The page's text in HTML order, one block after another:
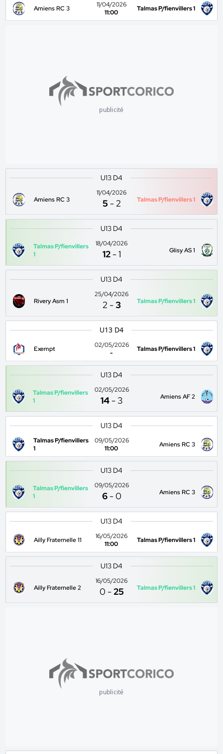
Amiens RC 3
11/04/2026
11:00
Talmas P/fienvillers 1
publicité
U13 D4
Amiens RC 3
11/04/2026
5 -2 Talmas P/fienvillers 1
U13 D4
Talmas P/fienvillers
1
18/04/2026
12 -1 Glisy AS 1
U13 D4
Rivery Asm 1
25/04/2026
2 -3 Talmas P/fienvillers 1
U13 D4
Exempt
02/05/2026
-
Talmas P/fienvillers 1
U13 D4
Talmas P/fienvillers
1
02/05/2026
14 - 3 Amiens AF 2
U13 D4
Talmas P/fienvillers
1
09/05/2026
11:00
Amiens RC 3
U13 D4
Talmas P/fienvillers
1
09/05/2026
6 -0 Amiens RC 3
U13 D4
Ailly Fraternelle 11
16/05/2026
11:00
Talmas P/fienvillers 1
U13 D4
Ailly Fraternelle 2
16/05/2026
0 -25 Talmas P/fienvillers 1
publicité